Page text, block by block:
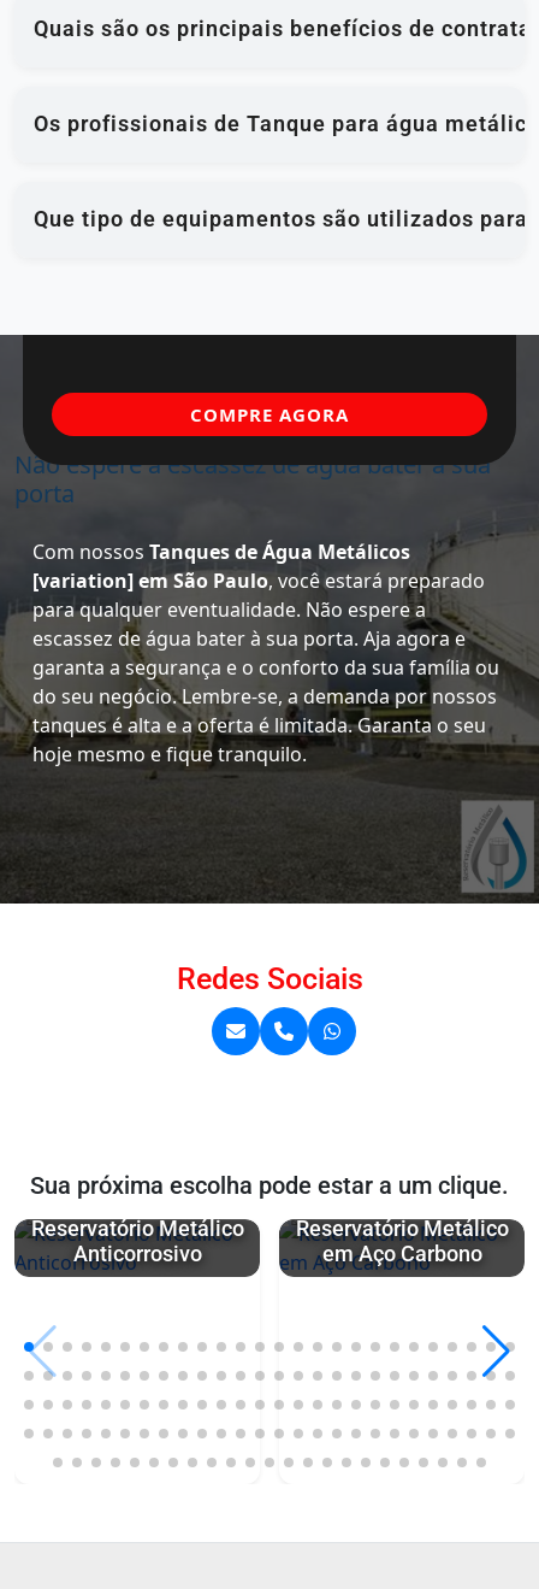
Quais são os principais benefícios de
Os profissionais de Tanque para água
Que tipo de equipamentos são utilizados
Não espere a escassez de água bater à sua
porta
Com nossos Tanques de Água Metálicos
[variation] em São Paulo, você estará preparado
para qualquer eventualidade. Não espere a
escassez de água bater à sua porta. Aja agora e
garanta a segurança e o conforto da sua família ou
do seu negócio. Lembre-se, a demanda por nossos
tanques é alta e a oferta é limitada. Garanta o seu
hoje mesmo e fique tranquilo.
COMPRE AGORA
Redes Sociais
Sua próxima escolha pode estar a um clique.
Reservatório Metálico
Anticorrosivo
Reservatório Metálico
em Aço Carbono